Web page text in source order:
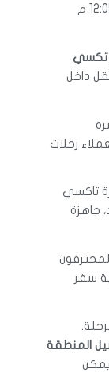
م
تكسي
داخل
رحلات
تاكسي
جاهزة
سفر
المنطقة